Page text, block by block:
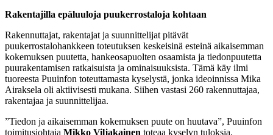
Rakentajilla epäluuloja puukerrostaloja kohtaan
Rakennuttajat, rakentajat ja suunnittelijat pitävät
puukerrostalohankkeen toteutuksen keskeisinä esteinä aikaisemman
kokemuksen puutetta, hankeosapuolten osaamista ja tiedonpuutetta
puurakentamisen ratkaisuista ja ominaisuuksista. Tämä käy ilmi
tuoreesta Puuinfon toteuttamasta kyselystä, jonka ideoinnissa Mika
Airaksela oli aktiivisesti mukana. Siihen vastasi 260 rakennuttajaa,
rakentajaa ja suunnittelijaa.
”Tiedon ja aikaisemman kokemuksen puute on huutava”, Puuinfon
toimitusjohtaja Mikko Viljakainen toteaa kyselyn tuloksia.